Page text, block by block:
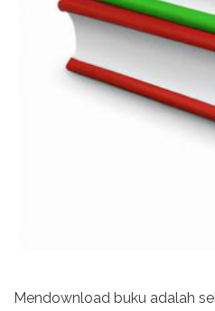
Mendownload buku adalah